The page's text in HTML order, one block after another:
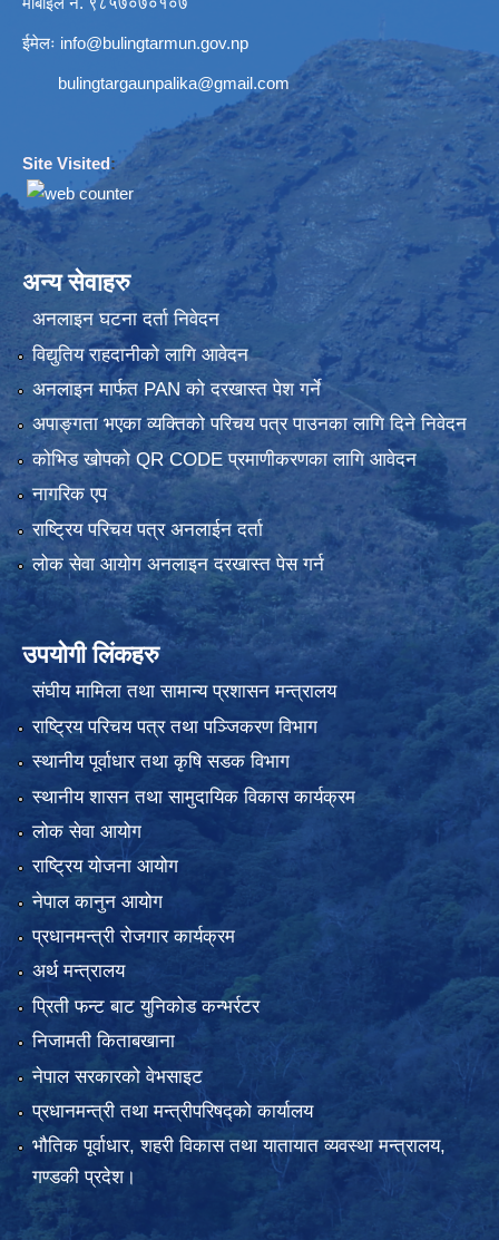
ईमेलः info@bulingtarmun.gov.np
bulingtargaunpalika@gmail.com
Site Visited:
अन्य सेवाहरु
अनलाइन घटना दर्ता निवेदन
विद्युतिय राहदानीको लागि आवेदन
अनलाइन मार्फत PAN को दरखास्त पेश गर्ने
अपाङ्गता भएका व्यक्तिको परिचय पत्र पाउनका लागि दिने निवेदन
कोभिड खोपको QR CODE प्रमाणीकरणका लागि आवेदन
नागरिक एप
राष्ट्रिय परिचय पत्र अनलाईन दर्ता
लोक सेवा आयोग अनलाइन दरखास्त पेस गर्न
उपयोगी लिंकहरु
संघीय मामिला तथा सामान्य प्रशासन मन्त्रालय
राष्ट्रिय परिचय पत्र तथा पञ्जिकरण विभाग
स्थानीय पूर्वाधार तथा कृषि सडक विभाग
स्थानीय शासन तथा सामुदायिक विकास कार्यक्रम
लोक सेवा आयोग
राष्ट्रिय योजना आयोग
नेपाल कानुन आयोग
प्रधानमन्त्री रोजगार कार्यक्रम
अर्थ मन्त्रालय
प्रिती फन्ट बाट युनिकोड कन्भर्रटर
निजामती किताबखाना
नेपाल सरकारको वेभसाइट
प्रधानमन्त्री तथा मन्त्रीपरिषद्को कार्यालय
भौतिक पूर्वाधार, शहरी विकास तथा यातायात व्यवस्था मन्त्रालय,
गण्डकी प्रदेश।